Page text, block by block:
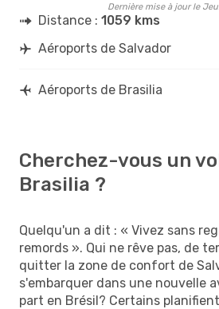
Dernière mise à jour le
Distance : 1059 kms
Aéroports de Salvador
Aéroports de Brasilia
Cherchez-vous un
Brasilia ?
Quelqu'un a dit : « Vivez sans
remords ». Qui ne rêve pas, de
quitter la zone de confort de
s'embarquer dans une nouvelle
part en Brésil? Certains